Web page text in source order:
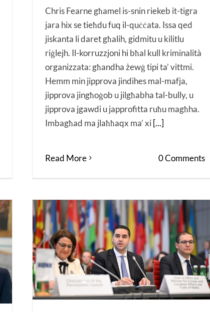
Chris Fearne għamel is-snin riekeb it-tigra
jara hix se tieħdu fuq il-quċċata. Issa qed
jiskanta li daret għalih, gidmitu u kilitlu
riġlejh. Il-korruzzjoni hi bħal kull kriminalità
organizzata: għandha żewġ tipi ta’ vittmi.
Hemm min jipprova jindihes mal-mafja,
jipprova jingħoġob u jilgħabha tal-bully, u
jipprova jgawdi u japprofitta ruħu magħha.
Imbagħad ma jlaħħaqx ma’ xi [...]
Read More 0 Comments